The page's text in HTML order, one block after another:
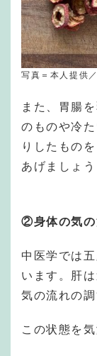
写真＝本人提供
また、胃腸
のものや冷
りしたもの
あげましょう
②身体の気の
中医学では
います。肝
気の流れの
この状態を